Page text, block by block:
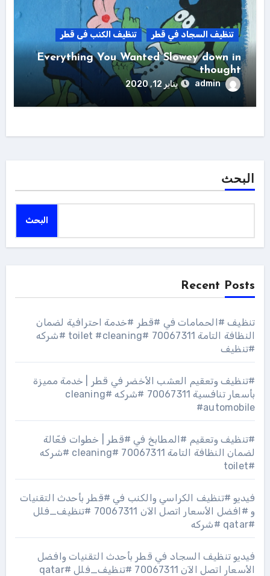
تنظيف السجاد في قطر تنظيف الكنب فى قطر
Everything You Wanted Slowey down in
thought
admin يناير 12, 2020
البحث
البحث
Recent Posts
تنظيف #الحمامات في #قطر #خدمة احترافية لضمان
النظافة التامة 70067311 #toilet #cleaning #شركه
#تنظيف
#تنظيف وتعقيم العشب الأخضر في قطر | خدمة مميزة
بأسعار تنافسية 70067311 #شركه #cleaning
#automobile
#تنظيف وتعقيم #المطابخ في #قطر | خطوات فعّالة
لضمان النظافة التامة 70067311 #cleaning #شركه
#toilet
فيديو #تنظيف الكراسي والكنب في #قطر بأحدث التقنيات
و #افضل الأسعار اتصل الآن 70067311 #تنظيف_فلل
#qatar #شركه
فيديو تنظيف السجاد في قطر بأحدث التقنيات وافضل
الأسعار اتصل الآن 70067311 #تنظيف_فلل #qatar